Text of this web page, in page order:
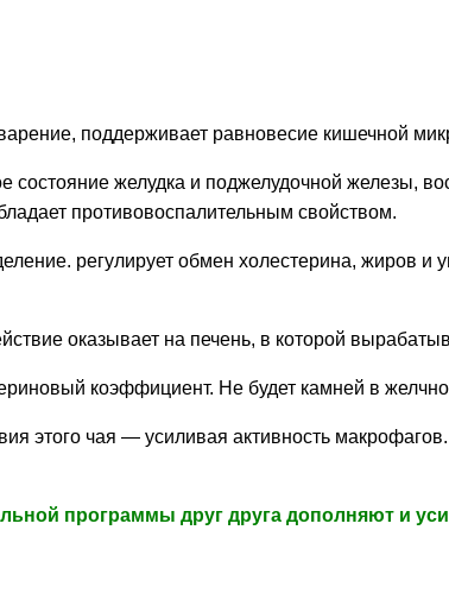
поддерживает равновесие кишечной
состояние желудка и поджелудочной железы,
противовоспалительным свойством.
регулирует обмен холестерина, жиров и
оказывает на печень, в которой
коэффициент. Не будет камней в
этого чая — усиливая активность
программы друг друга дополняют и